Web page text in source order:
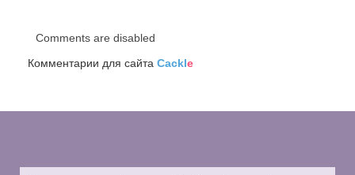
Comments are disabled
Комментарии для сайта Cackle